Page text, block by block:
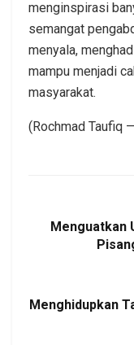
menginspirasi
semangat
menyala,
mampu menjadi
masyarakat.
(Rochmad Taufiq
Menguatkan
Menghidupkan